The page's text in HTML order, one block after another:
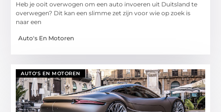
Heb je ooit overwogen om een auto invoeren uit Duitsland te
overwegen? Dit kan een slimme zet zijn voor wie op zoek is
naar een
Auto's En Motoren
AUTO'S EN MOTOREN